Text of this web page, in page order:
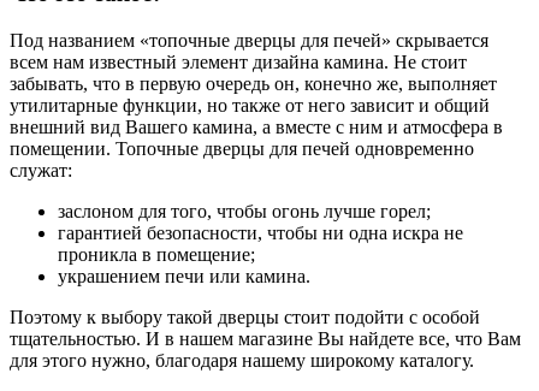
Под названием «топочные дверцы для печей» скрывается
всем нам известный элемент дизайна камина. Не стоит
забывать, что в первую очередь он, конечно же, выполняет
утилитарные функции, но также от него зависит и общий
внешний вид Вашего камина, а вместе с ним и атмосфера в
помещении. Топочные дверцы для печей одновременно
служат:
заслоном для того, чтобы огонь лучше горел;
гарантией безопасности, чтобы ни одна искра не
проникла в помещение;
украшением печи или камина.
Поэтому к выбору такой дверцы стоит подойти с особой
тщательностью. И в нашем магазине Вы найдете все, что Вам
для этого нужно, благодаря нашему широкому каталогу.